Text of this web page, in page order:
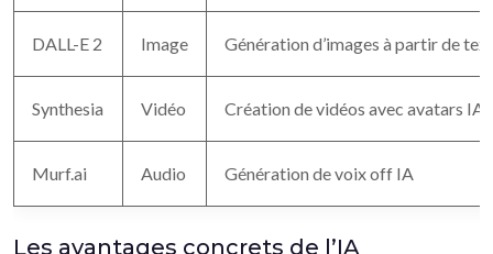
DALL-E 2 Image Génération d’images à partir de
Synthesia Vidéo Création de vidéos avec avatars IA
Murf.ai Audio Génération de voix off IA
Les avantages concrets de l’IA